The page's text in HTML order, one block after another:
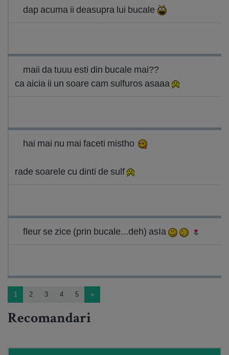
dap acuma ii deasupra lui bucale
maii da tuuu esti din bucale mai??
ca aicia ii un soare cam sulfuros asaaa
hai mai nu mai faceti mistho
rade soarele cu dinti de sulf
fleur se zice (prin bucale...deh) asIa
1 2 3 4 5 »
Recomandari